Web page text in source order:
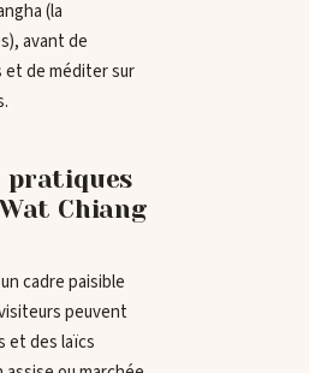
(la
avant de
et de méditer sur
Chiang
cadre paisible
peuvent
et des laïcs